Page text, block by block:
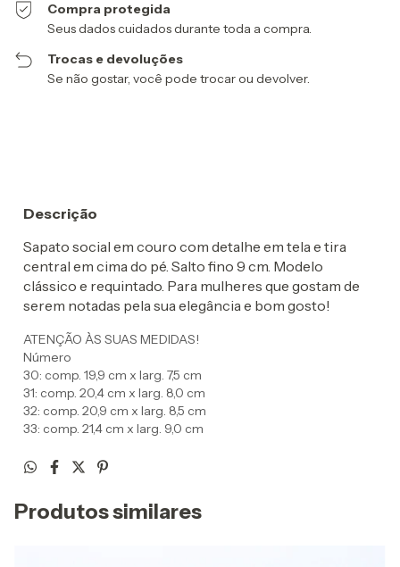
Compra protegida
Seus dados cuidados durante toda a compra.
Trocas e devoluções
Se não gostar, você pode trocar ou devolver.
Descrição
Sapato social em couro com detalhe em tela e tira
central em cima do pé. Salto fino 9 cm. Modelo
clássico e requintado. Para mulheres que gostam de
serem notadas pela sua elegância e bom gosto!
ATENÇÃO ÀS SUAS MEDIDAS!
Número
30: comp. 19,9 cm x larg. 7,5 cm
31: comp. 20,4 cm x larg. 8,0 cm
32: comp. 20,9 cm x larg. 8,5 cm
33: comp. 21,4 cm x larg. 9,0 cm
Produtos similares